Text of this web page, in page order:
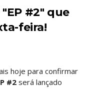
#2" que
feira!
hoje para confirmar
#2será lançado